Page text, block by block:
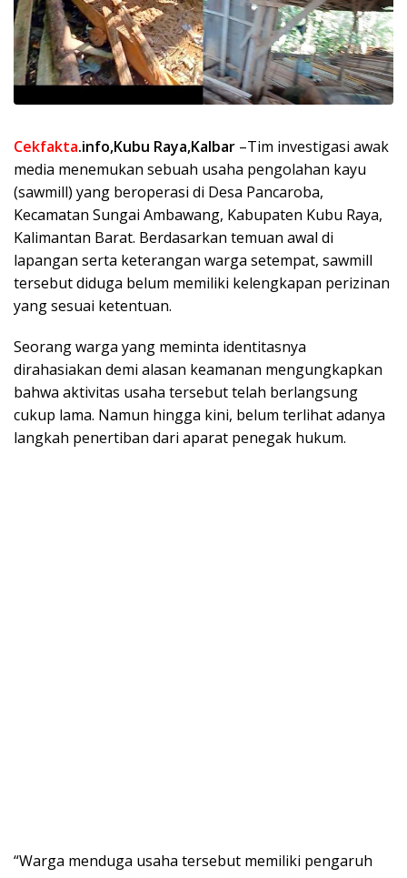
Cekfakta.info,Kubu Raya,Kalbar –Tim investigasi awak
media menemukan sebuah usaha pengolahan kayu
(sawmill) yang beroperasi di Desa Pancaroba,
Kecamatan Sungai Ambawang, Kabupaten Kubu Raya,
Kalimantan Barat. Berdasarkan temuan awal di
lapangan serta keterangan warga setempat, sawmill
tersebut diduga belum memiliki kelengkapan perizinan
yang sesuai ketentuan.
Seorang warga yang meminta identitasnya
dirahasiakan demi alasan keamanan mengungkapkan
bahwa aktivitas usaha tersebut telah berlangsung
cukup lama. Namun hingga kini, belum terlihat adanya
langkah penertiban dari aparat penegak hukum.
“Warga menduga usaha tersebut memiliki pengaruh